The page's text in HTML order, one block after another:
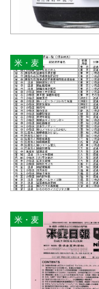
米・麦
米・麦